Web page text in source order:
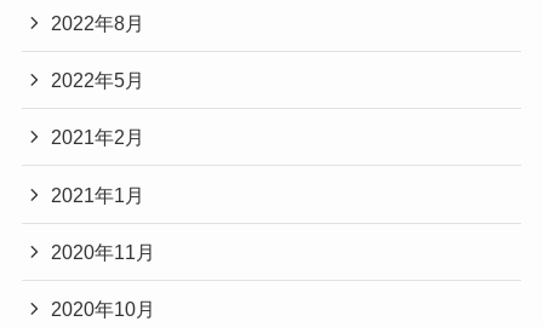
2022年8月
2022年5月
2021年2月
2021年1月
2020年11月
2020年10月